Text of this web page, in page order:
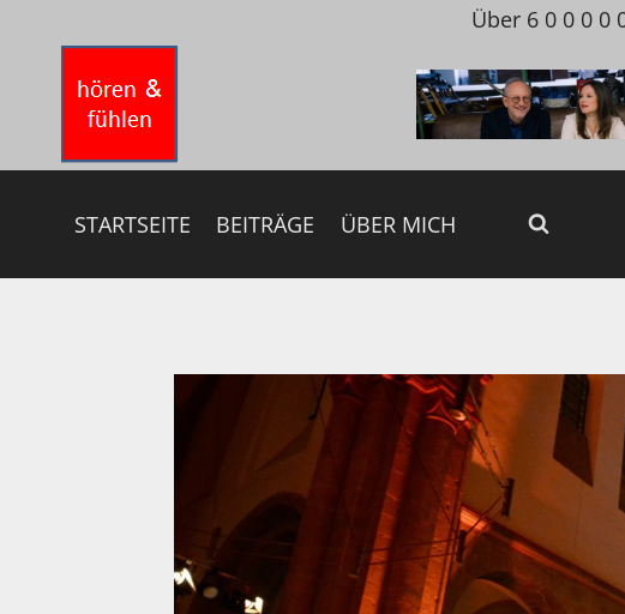
springen
Über 6 0 0 0 0
STARTSEITE BEITRÄGE ÜBER MICH